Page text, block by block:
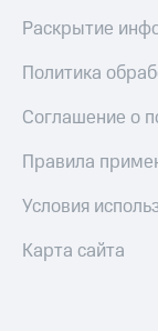
Раскрытие
Политика
Соглашение о
Правила
Условия
Карта сайта